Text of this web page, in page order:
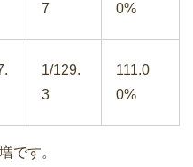
7
0%
1/129.
3
111.0
0%
です。